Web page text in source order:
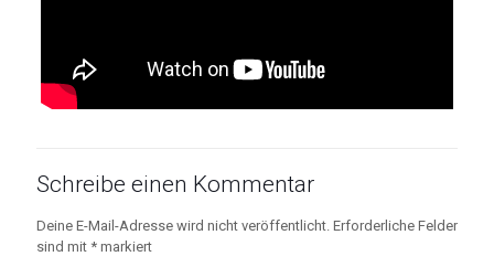
Schreibe einen Kommentar
Deine E-Mail-Adresse wird nicht veröffentlicht. Erforderliche Felder
sind mit * markiert